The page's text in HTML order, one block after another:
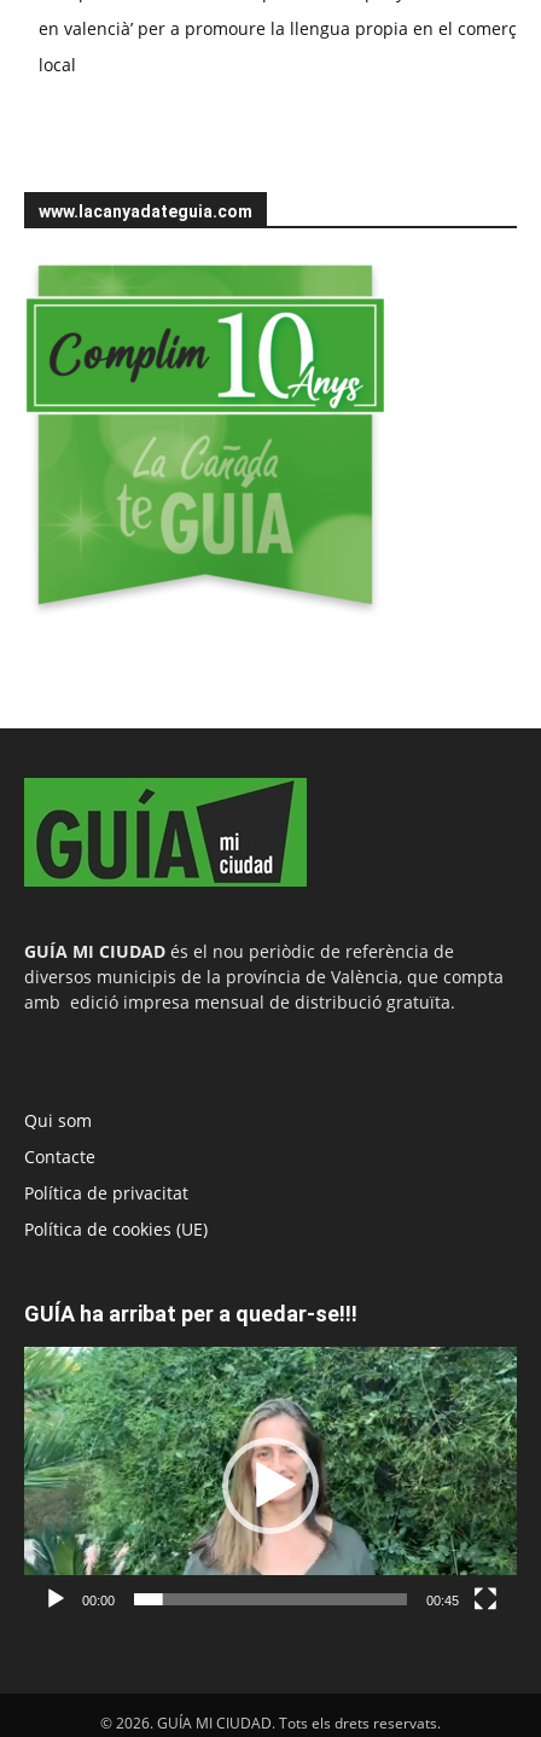
en valencià’ per a promoure la llengua propia en el comerç
local
www.lacanyadateguia.com
GUÍA MI CIUDAD és el nou periòdic de referència de
diversos municipis de la província de València, que compta
amb edició impresa mensual de distribució gratuïta.
Qui som
Contacte
Política de privacitat
Política de cookies (UE)
GUÍA ha arribat per a quedar-se!!!
Reproductor
de
vídeo
00:00 00:45
© 2026. GUÍA MI CIUDAD. Tots els drets reservats.